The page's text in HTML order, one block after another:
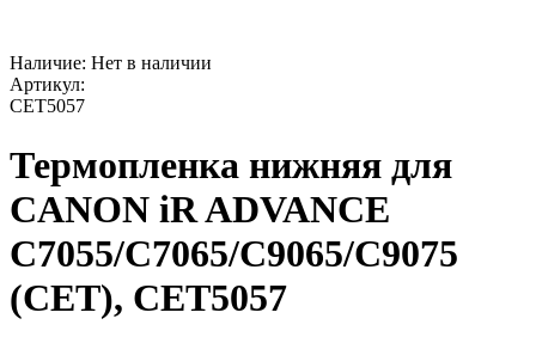
Наличие: Нет в наличии
Артикул:
CET5057
Термопленка нижняя для
CANON iR ADVANCE
C7055/C7065/C9065/C9075
(CET), CET5057